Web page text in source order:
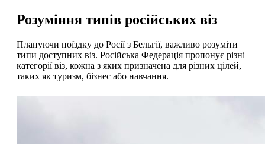
Розуміння типів російських віз
Плануючи поїздку до Росії з Бельгії, важливо розуміти
типи доступних віз. Російська Федерація пропонує різні
категорії віз, кожна з яких призначена для різних цілей,
таких як туризм, бізнес або навчання.